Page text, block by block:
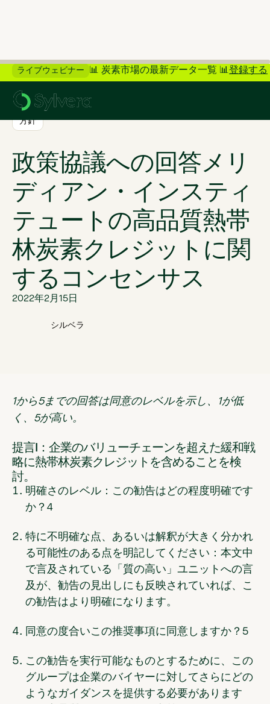
ライブウェビナー 📊 炭素市場の最新データ一覧 📊登録する
方針
政策協議への回答メリ
ディアン・インスティ
テュートの高品質熱帯
林炭素クレジットに関
するコンセンサス
2022年2月15日
シルベラ
1から5までの回答は同意のレベルを示し、1が低
く、5が高い。
提言I：企業のバリューチェーンを超えた緩和戦
略に熱帯林炭素クレジットを含めることを検
討。
明確さのレベル：この勧告はどの程度明確です
か？4
特に不明確な点、あるいは解釈が大きく分かれ
る可能性のある点を明記してください：本文中
で言及されている「質の高い」ユニットへの言
及が、勧告の見出しにも反映されていれば、こ
の勧告はより明確になります。
同意の度合いこの推奨事項に同意しますか？ 5
この勧告を実行可能なものとするために、この
グループは企業のバイヤーに対してさらにどの
ようなガイダンスを提供する必要があります